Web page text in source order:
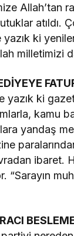
Allah’tan
atıldı.
yazık ki
milletimizi
yazık ki
kamu
yandaş
ibaret.
“Sarayın